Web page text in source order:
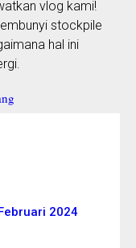
vlog kami!
stockpile
hal ini
2024